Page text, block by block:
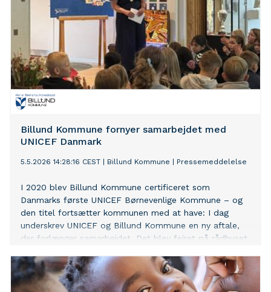
Billund Kommune fornyer samarbejdet med
UNICEF Danmark
5.5.2026 14:28:16 CEST Billund Kommune Pressemeddelelse
I 2020 blev Billund Kommune certificeret som
Danmarks første UNICEF Børnevenlige Kommune – og
den titel fortsætter kommunen med at have: I dag
underskrev UNICEF og Billund Kommune en ny aftale,
der forlænger samarbejdet. Det blev fejret på rådhuset